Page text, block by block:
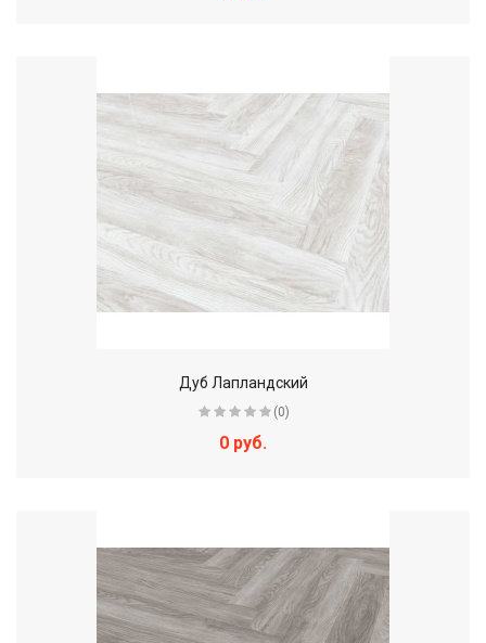
Дуб Лапландский
(0)
0 руб.